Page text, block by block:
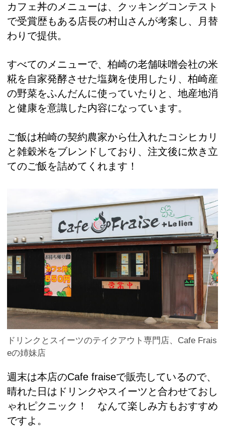
カフェ丼のメニューは、クッキングコンテスト
で受賞歴もある店長の村山さんが考案し、月替
わりで提供。
すべてのメニューで、柏崎の老舗味噌会社の米
糀を自家発酵させた塩麹を使用したり、柏崎産
の野菜をふんだんに使っていたりと、地産地消
と健康を意識した内容になっています。
ご飯は柏崎の契約農家から仕入れたコシヒカリ
と雑穀米をブレンドしており、注文後に炊き立
てのご飯を詰めてくれます！
ドリンクとスイーツのテイクアウト専門店、Cafe Frais
eの姉妹店
週末は本店のCafe fraiseで販売しているので、
晴れた日はドリンクやスイーツと合わせておし
ゃれピクニック！ なんて楽しみ方もおすすめ
ですよ。